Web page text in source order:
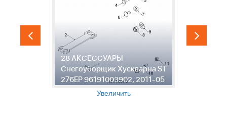
28 АКСЕССУАРЫ
Снегоуборщик Хускварна ST
276EP 96191003902, 2011-05
Увеличить